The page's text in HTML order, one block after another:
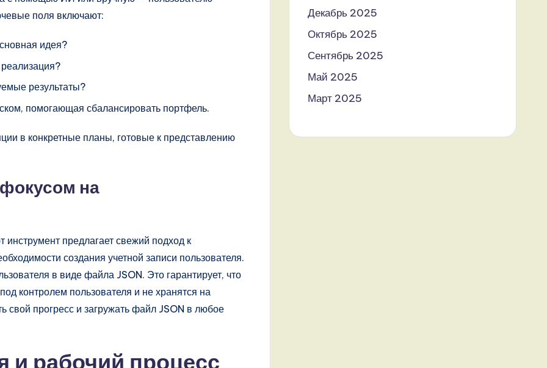
поля включают:
идея?
результаты?
помогающая сбалансировать портфель.
в конкретные планы, готовые к представлению
на
инструмент предлагает свежий подход к
создания учетной записи пользователя.
в виде файла JSON. Это гарантирует, что
контролем пользователя и не хранятся на
свой прогресс и загружать файл JSON в любое
и рабочий процесс
Декабрь 2025
Октябрь 2025
Сентябрь 2025
Май 2025
Март 2025